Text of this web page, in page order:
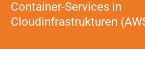
Container-Services in
Cloudinfrastrukturen